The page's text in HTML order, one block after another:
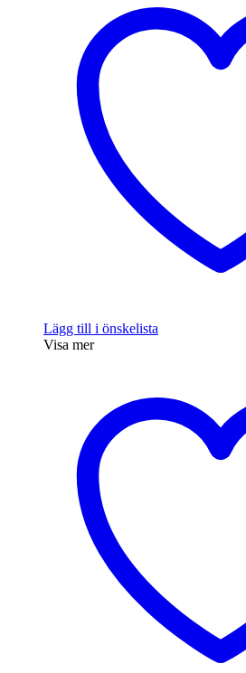
flera
varianter.
Lägg till i önskelista
Visa mer